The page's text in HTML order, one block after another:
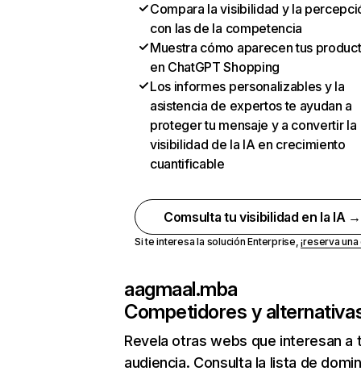
Compara la visibilidad y la
con las de la competencia
Muestra cómo aparecen tus
en ChatGPT Shopping
Los informes personalizables y la
asistencia de expertos te ayudan a
proteger tu mensaje y a convertir la
visibilidad de la IA en crecimiento
cuantificable
Comsulta tu visibilidad en la IA →
Si te interesa la solución Enterprise,¡reserva
aagmaal.mba
Competidores y
Revela otras webs que interesan a
audiencia. Consulta la lista de